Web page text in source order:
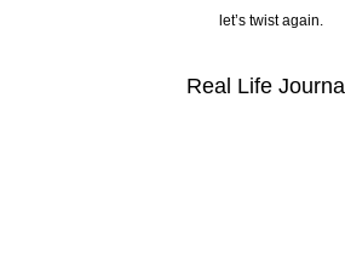
let’s twist again.
Real Life